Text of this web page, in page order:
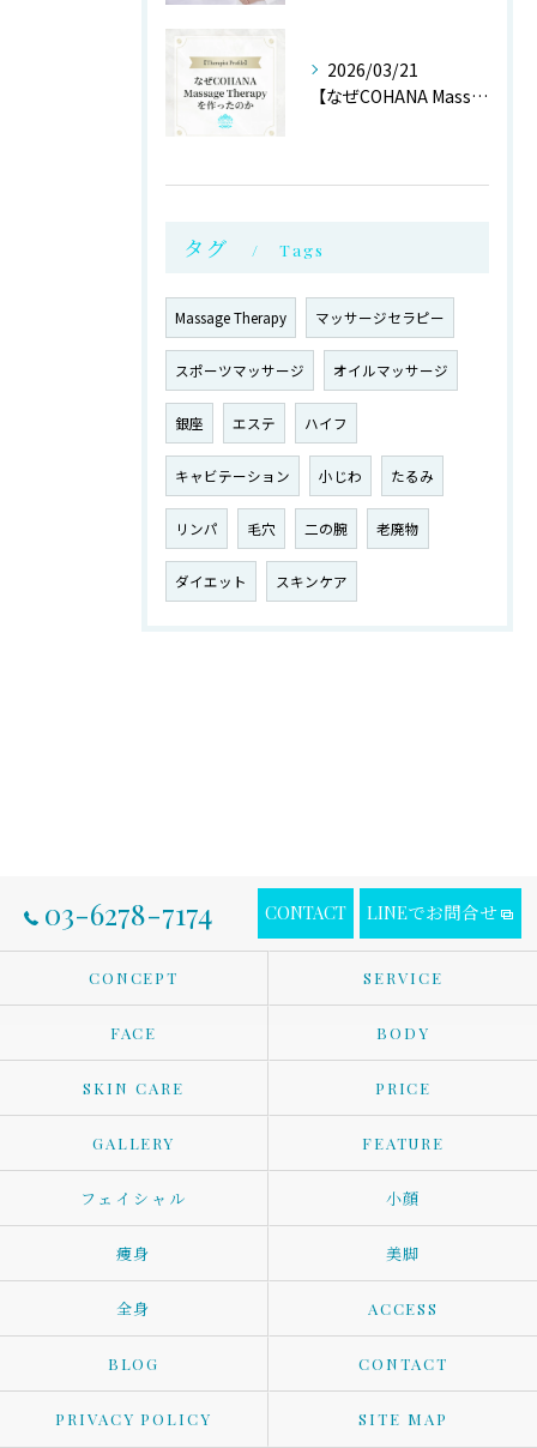
2026/03/21
【なぜCOHANA Massage Therapyを作ったの...
タグ Tags
Massage Therapy マッサージセラピー
スポーツマッサージ オイルマッサージ
銀座 エステ ハイフ
キャビテーション 小じわ たるみ
リンパ 毛穴 二の腕 老廃物
ダイエット スキンケア
03-6278-7174 CONTACT LINEでお問合せ
CONCEPT SERVICE
FACE BODY
SKIN CARE PRICE
GALLERY FEATURE
フェイシャル 小顔
痩身 美脚
全身 ACCESS
BLOG CONTACT
PRIVACY POLICY SITE MAP